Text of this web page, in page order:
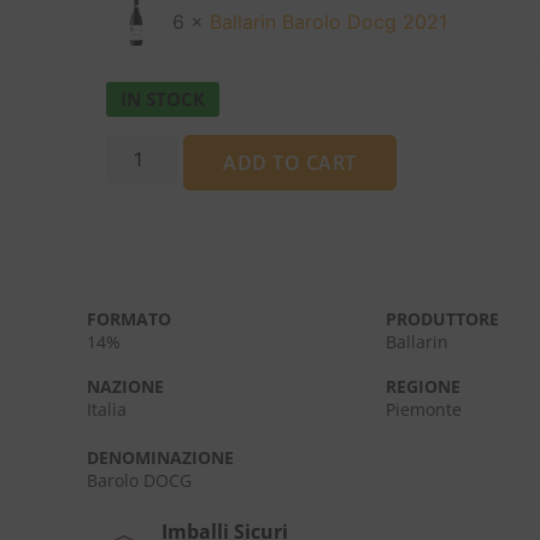
6 × Ballarin Barolo Docg 2021
ADD TO CART
FORMATO
14%
PRODUTTORE
Ballarin
NAZIONE
Italia
REGIONE
Piemonte
DENOMINAZIONE
Barolo DOCG
Imballi Sicuri